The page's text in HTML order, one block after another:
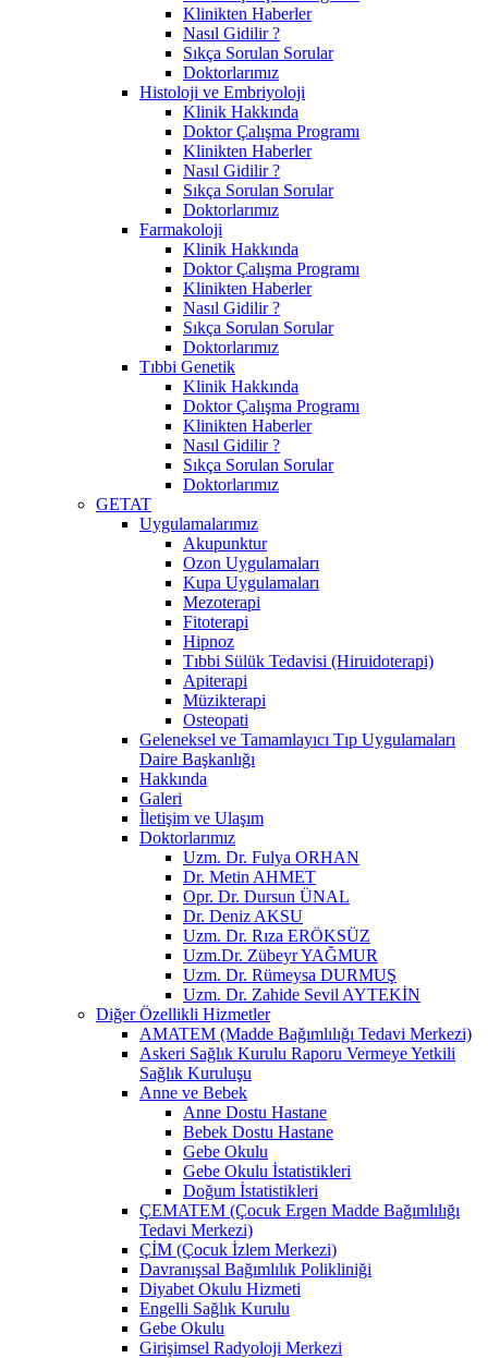
Klinikten Haberler
Nasıl Gidilir ?
Sıkça Sorulan Sorular
Doktorlarımız
Histoloji ve Embriyoloji
Klinik Hakkında
Doktor Çalışma Programı
Klinikten Haberler
Nasıl Gidilir ?
Sıkça Sorulan Sorular
Doktorlarımız
Farmakoloji
Klinik Hakkında
Doktor Çalışma Programı
Klinikten Haberler
Nasıl Gidilir ?
Sıkça Sorulan Sorular
Doktorlarımız
Tıbbi Genetik
Klinik Hakkında
Doktor Çalışma Programı
Klinikten Haberler
Nasıl Gidilir ?
Sıkça Sorulan Sorular
Doktorlarımız
GETAT
Uygulamalarımız
Akupunktur
Ozon Uygulamaları
Kupa Uygulamaları
Mezoterapi
Fitoterapi
Hipnoz
Tıbbi Sülük Tedavisi (Hiruidoterapi)
Apiterapi
Müzikterapi
Osteopati
Geleneksel ve Tamamlayıcı Tıp Uygulamaları
Daire Başkanlığı
Hakkında
Galeri
İletişim ve Ulaşım
Doktorlarımız
Uzm. Dr. Fulya ORHAN
Dr. Metin AHMET
Opr. Dr. Dursun ÜNAL
Dr. Deniz AKSU
Uzm. Dr. Rıza ERÖKSÜZ
Uzm.Dr. Zübeyr YAĞMUR
Uzm. Dr. Rümeysa DURMUŞ
Uzm. Dr. Zahide Sevil AYTEKİN
Diğer Özellikli Hizmetler
AMATEM (Madde Bağımlılığı Tedavi Merkezi)
Askeri Sağlık Kurulu Raporu Vermeye Yetkili
Sağlık Kuruluşu
Anne ve Bebek
Anne Dostu Hastane
Bebek Dostu Hastane
Gebe Okulu
Gebe Okulu İstatistikleri
Doğum İstatistikleri
ÇEMATEM (Çocuk Ergen Madde Bağımlılığı
Tedavi Merkezi)
ÇİM (Çocuk İzlem Merkezi)
Davranışsal Bağımlılık Polikliniği
Diyabet Okulu Hizmeti
Engelli Sağlık Kurulu
Gebe Okulu
Girişimsel Radyoloji Merkezi